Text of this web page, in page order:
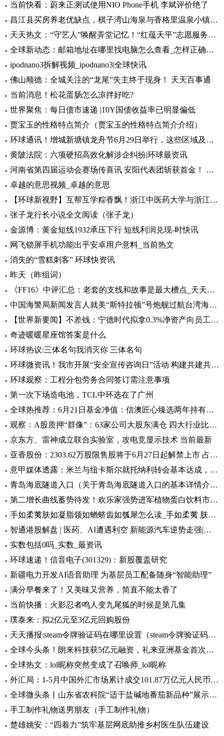
当前快看：蔚来正测试使用NIO Phone手机 李斌评价绝了
昌江县买房养老优缺点，棋子湾山海泉与香格里温泉小镇养老生活成本对比！-全球今亮点
天天热文：“守艺人”唤醒弄堂记忆！“红蕴天平”志愿服务营造项目启动
全球新动态：邮箱地址在哪里找电脑怎么查看_怎样正确填写邮箱地址
ipodnano3拆解视频_ipodnano3|全球快讯
佛山顺德：全城关注的“龙尾”失主终于现身！ 天天百事通
当前消息！松花蛋肠怎么凉拌好吃?
世界聚焦：每日债市速递 |10Y国债收益率已明显偏低
贾宝玉的性格特点简介（贾宝玉的性格特点简介介绍）
环球通讯！增城新塘镇龙舟节6月29日举行，这些区域及路段将有交通管制
黄陂法院：六项硬招高效化解涉企纠纷|环球最资讯
河南省第四届运动会赛场传喜讯 安阳代表团斩获首金！ 环球新要闻
卓越的意思视频_卓越的意思
【环球新视野】互帮互学粽香飘！浙江中医药大学与浙江商职院国际学生共度端午
张子龙行长小说全文阅读（张子龙）
金源博：黄金短线1932承压下行 短线利润兑现-时快讯
网飞锁屏手机功能出乎安卓用户意料_当前热文
消失的“雪糕刺客” 环球快资讯
昨天（昨组词）
《FF16》中评汇总：老套的支线和故事是最大槽点_天天头条
中国海警局新闻发言人就美“斯特拉顿”号炮舰过航台湾海峡发表谈话|每日动态
【世界新要闻】不差钱：宁德时代拟拿0.3%净资产向员工提供无息借款，支持购自住商品房
奇迹暖暖星座馆答案是什么
环球热议:三体名句我消灭你 三体名句
环球微资讯！我市开展“安全宣传咨询日”活动 构建共建共治共享安全生产格局
环球观察：工程分包劳务合同签订需注意事项
第一次下场造电池，TCL中环选在了广州
全球热推荐：6月21日基金净值：信澳匠心臻选两年持有期混合最新净值1.1771，跌4.47%
观察：A股质押“群像”：63家公司大股东满仓 四大行业比例大降
京东方、雷神成立联合实验室，攻电竞显示技术 当前最新
亚香股份：2303.62万股限售股将于6月27日起解禁上市 占公司总股本的28.51%
意甲媒体透露：米兰与纽卡斯尔就托纳利转会基本达成，球员已答应 环球新资讯
青岛海底隧道入口（关于青岛海底隧道入口的基本详情介绍）
第二增长曲线蓄势待发！欢乐家强势进军植物蛋白饮料市场 今日热讯
手如柔荑肤如凝脂领如蝤蛴齿如瓠犀怎么读_手如柔荑 肤如凝脂 领如蝤蛴 齿如瓠犀 螓首蛾眉 巧笑倩兮 美
智通港股解盘 | 医药、AI遭遇利空 新能源汽车逆势走强|环球播资讯
实数包括0吗_实数_最资讯
环球速递！信音电子(301329)：新股覆盖研究
新疆电力开发AI语音助理 为基层员工配备随身“智能助理”
满分早餐来了！又美味又营养，简直不能太香了
当前快播：火影忍者鸣人变九尾狐的时候是第几集
璞泰来：拟2亿元至3亿元回购股份
天天播报:steam令牌验证码在哪里设置（steam令牌验证码在哪）
全球今头条！朗来科技获5亿元融资，礼来亚洲基金首次投资湖北
全球热文：lol昵称突然变成了召唤师_lol昵称
外汇局：1-5月中国外汇市场累计成交101.87万亿元人民币-讯息
全球微头条丨山东省农科院“适于盐碱地番茄新品种”展示会在利津县农业双创中心举行
手工制作礼物送男朋友（手工制作礼物）
楚雄姚安：“四着力”筑牢基层网底助推乡村医生队伍建设